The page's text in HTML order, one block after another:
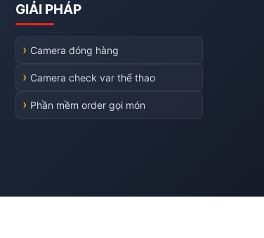
GIẢI PHÁP
Camera đóng hàng
Camera check var thể thao
Phần mềm order gọi món